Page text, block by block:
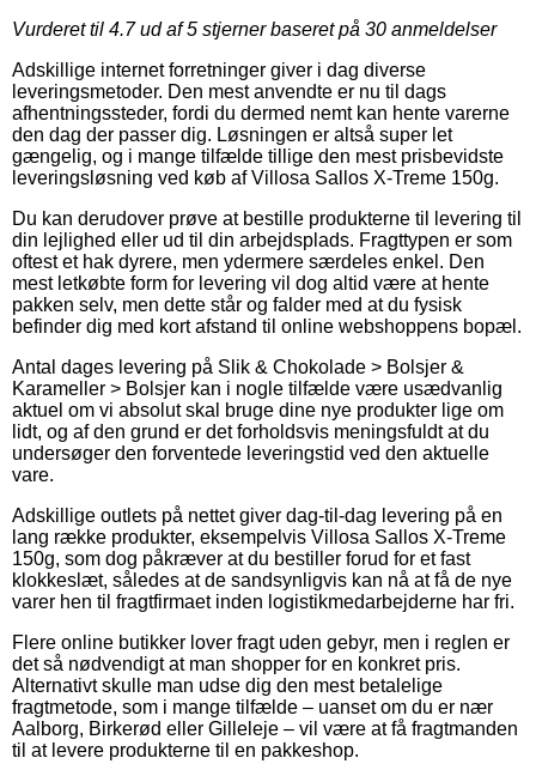
Vurderet til 4.7ud af 5 stjerner baseret på 30 anmeldelser
Adskillige internet forretninger giver i dag diverse
leveringsmetoder. Den mest anvendte er nu til dags
afhentningssteder, fordi du dermed nemt kan hente varerne
den dag der passer dig. Løsningen er altså super let
gængelig, og i mange tilfælde tillige den mest prisbevidste
leveringsløsning ved køb af Villosa Sallos X-Treme 150g.
Du kan derudover prøve at bestille produkterne til levering til
din lejlighed eller ud til din arbejdsplads. Fragttypen er som
oftest et hak dyrere, men ydermere særdeles enkel. Den
mest letkøbte form for levering vil dog altid være at hente
pakken selv, men dette står og falder med at du fysisk
befinder dig med kort afstand til online webshoppens bopæl.
Antal dages levering på Slik & Chokolade > Bolsjer &
Karameller > Bolsjer kan i nogle tilfælde være usædvanlig
aktuel om vi absolut skal bruge dine nye produkter lige om
lidt, og af den grund er det forholdsvis meningsfuldt at du
undersøger den forventede leveringstid ved den aktuelle
vare.
Adskillige outlets på nettet giver dag-til-dag levering på en
lang række produkter, eksempelvis Villosa Sallos X-Treme
150g, som dog påkræver at du bestiller forud for et fast
klokkeslæt, således at de sandsynligvis kan nå at få de nye
varer hen til fragtfirmaet inden logistikmedarbejderne har fri.
Flere online butikker lover fragt uden gebyr, men i reglen er
det så nødvendigt at man shopper for en konkret pris.
Alternativt skulle man udse dig den mest betalelige
fragtmetode, som i mange tilfælde – uanset om du er nær
Aalborg, Birkerød eller Gilleleje – vil være at få fragtmanden
til at levere produkterne til en pakkeshop.